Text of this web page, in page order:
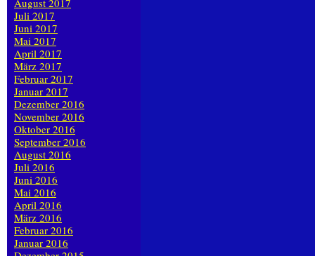
August 2017
Juli 2017
Juni 2017
Mai 2017
April 2017
März 2017
Februar 2017
Januar 2017
Dezember 2016
November 2016
Oktober 2016
September 2016
August 2016
Juli 2016
Juni 2016
Mai 2016
April 2016
März 2016
Februar 2016
Januar 2016